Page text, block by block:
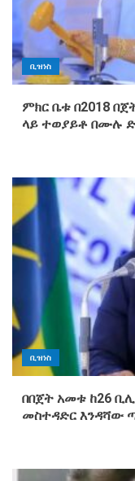
ቢዝነስ
ምክር ቤቱ በ2018
ላይ ተወያይቶ በሙሉ
ቢዝነስ
በበጀት አመቱ ከ26
መስተዳድር እንዳሻው